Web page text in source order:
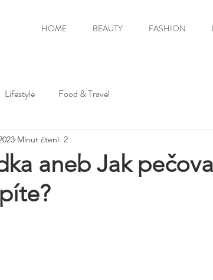
HOME BEAUTY FASHION
Lifestyle Food & Travel
aneb Jak
Minut čtení: 2